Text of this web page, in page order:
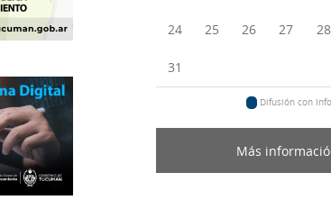
24 25 26 27 28
31
Difusión con
Más